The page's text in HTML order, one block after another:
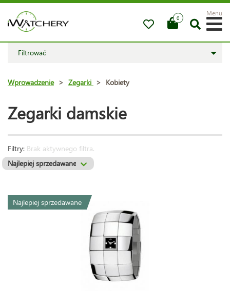
0
Menu
Filtrować
Wprowadzenie > Zegarki > Kobiety
Zegarki damskie
Filtry: Brak aktywnego filtra.
Najlepiej sprzedawane